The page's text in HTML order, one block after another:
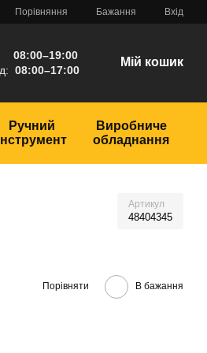
Порівняння Бажання Вхід
08:00–19:00
08:00–17:00
Мій кошик
Ручний
Виробниче
обладнання
Артикул
48404345
Порівняти В бажання